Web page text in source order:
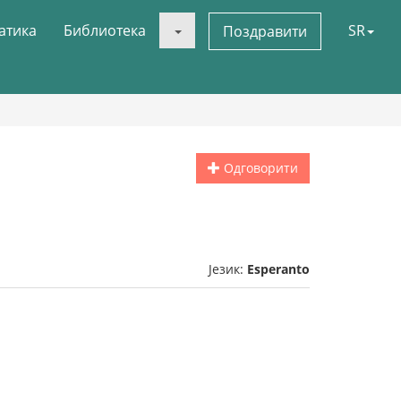
Библиотека Поздравити SR
Одговорити
Језик: Esperanto